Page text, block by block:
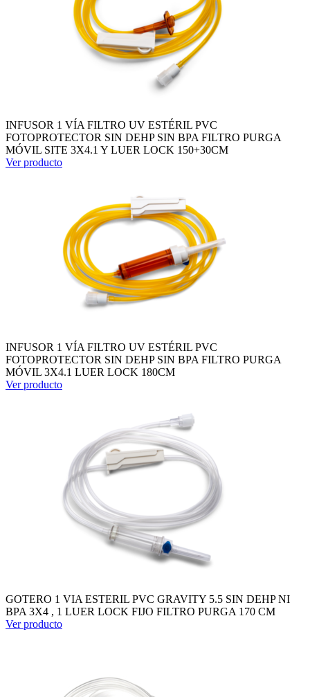
INFUSOR 1 VÍA FILTRO UV ESTÉRIL PVC
FOTOPROTECTOR SIN DEHP SIN BPA FILTRO PURGA
MÓVIL SITE 3X4.1 Y LUER LOCK 150+30CM
Ver producto
INFUSOR 1 VÍA FILTRO UV ESTÉRIL PVC
FOTOPROTECTOR SIN DEHP SIN BPA FILTRO PURGA
MÓVIL 3X4.1 LUER LOCK 180CM
Ver producto
GOTERO 1 VIA ESTERIL PVC GRAVITY 5.5 SIN DEHP NI
BPA 3X4 , 1 LUER LOCK FIJO FILTRO PURGA 170 CM
Ver producto